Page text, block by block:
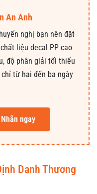
An Anh
nghị bạn nên đặt
liệu decal PP cao
độ phân giải tối thiểu
từ hai đến ba ngày
ngay
Danh Thương